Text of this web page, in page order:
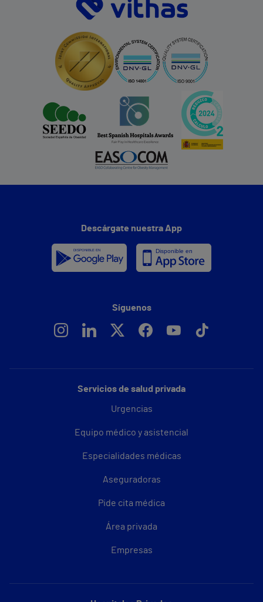
Servicios de salud privada
Urgencias
Equipo médico y asistencial
Especialidades médicas
Aseguradoras
Pide cita médica
Área privada
Empresas
Descárgate nuestra App
Síguenos